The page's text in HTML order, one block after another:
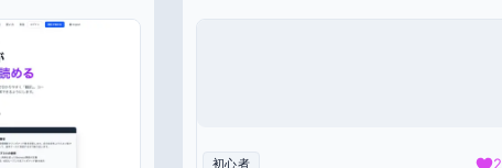
2
初心者